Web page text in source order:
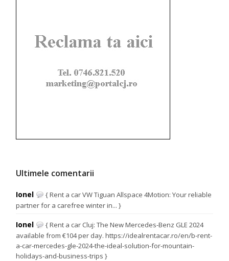
Ultimele comentarii
Ionel
{ Rent a car VW Tiguan Allspace 4Motion: Your reliable
partner for a carefree winter in... }
Ionel
{ Rent a car Cluj: The New Mercedes-Benz GLE 2024
available from €104 per day. https://idealrentacar.ro/en/b-rent-
a-car-mercedes-gle-2024-the-ideal-solution-for-mountain-
holidays-and-business-trips }